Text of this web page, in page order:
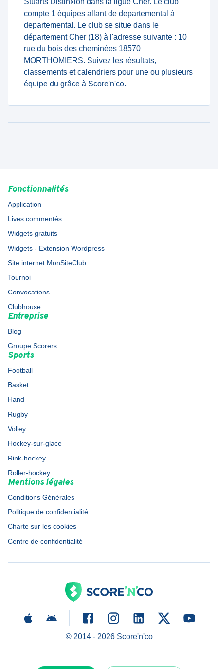
Stuarts Distinxion dans la ligue Cher. Le club
compte 1 équipes allant de departemental à
departemental. Le club se situe dans le
département Cher (18) à l'adresse suivante : 10
rue du bois des cheminées 18570
MORTHOMIERS. Suivez les résultats,
classements et calendriers pour une ou plusieurs
équipe du grâce à Score'n'co.
Fonctionnalités
Application
Lives commentés
Widgets gratuits
Widgets - Extension Wordpress
Site internet MonSiteClub
Tournoi
Convocations
Clubhouse
Entreprise
Blog
Groupe Scorers
Sports
Football
Basket
Hand
Rugby
Volley
Hockey-sur-glace
Rink-hockey
Roller-hockey
Mentions légales
Conditions Générales
Politique de confidentialité
Charte sur les cookies
Centre de confidentialité
© 2014 - 2026Score'n'co